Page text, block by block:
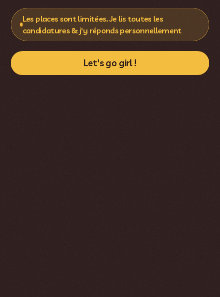
Les places sont limitées. Je lis toutes les
candidatures & j'y réponds personnellement
Let's go girl !